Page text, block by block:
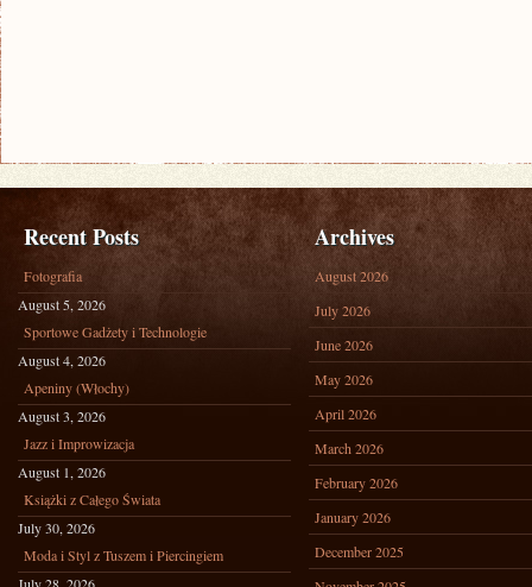
Recent Posts
Fotografia
August 5, 2026
Sportowe Gadżety i Technologie
August 4, 2026
Apeniny (Włochy)
August 3, 2026
Jazz i Improwizacja
August 1, 2026
Książki z Całego Świata
July 30, 2026
Moda i Styl z Tuszem i Piercingiem
Archives
August 2026
July 2026
June 2026
May 2026
April 2026
March 2026
February 2026
January 2026
December 2025